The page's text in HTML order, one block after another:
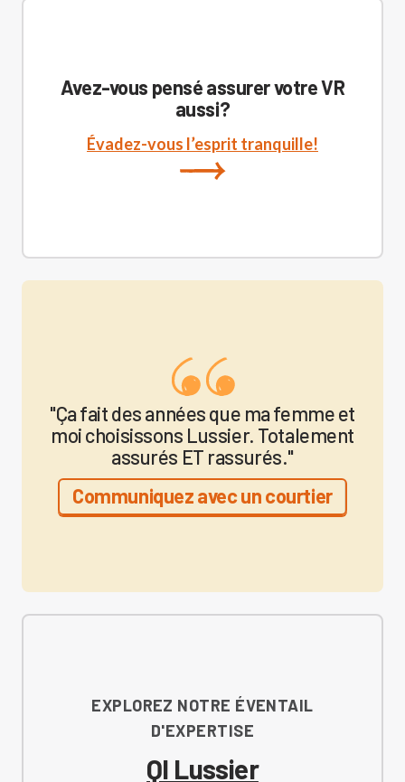
Avez-vous pensé assurer votre VR
aussi?
Évadez-vous l’esprit tranquille!
"Ça fait des années que ma femme et
moi choisissons Lussier. Totalement
assurés ET rassurés."
Communiquez avec un courtier
EXPLOREZ NOTRE ÉVENTAIL
D'EXPERTISE
QI Lussier